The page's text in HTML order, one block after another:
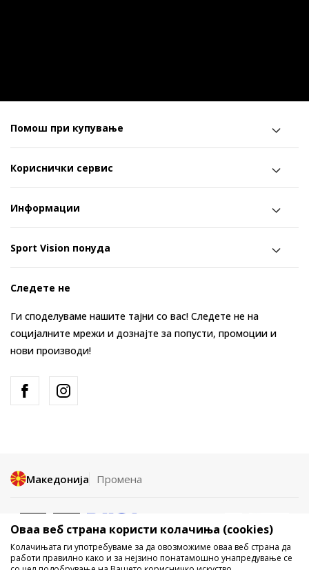
Помош при купување
Кориснички сервис
Информации
Sport Vision понуда
Следете не
Ги споделуваме нашите тајни со вас! Следете не на
социјалните мрежи и дознајте за попусти, промоции и
нови производи!
Македонија Промена
Оваа веб страна користи колачиња (cookies)
Колачињата ги употребуваме за да овозможиме оваа веб страна да
работи правилно како и за нејзино понатамошно унапредување се